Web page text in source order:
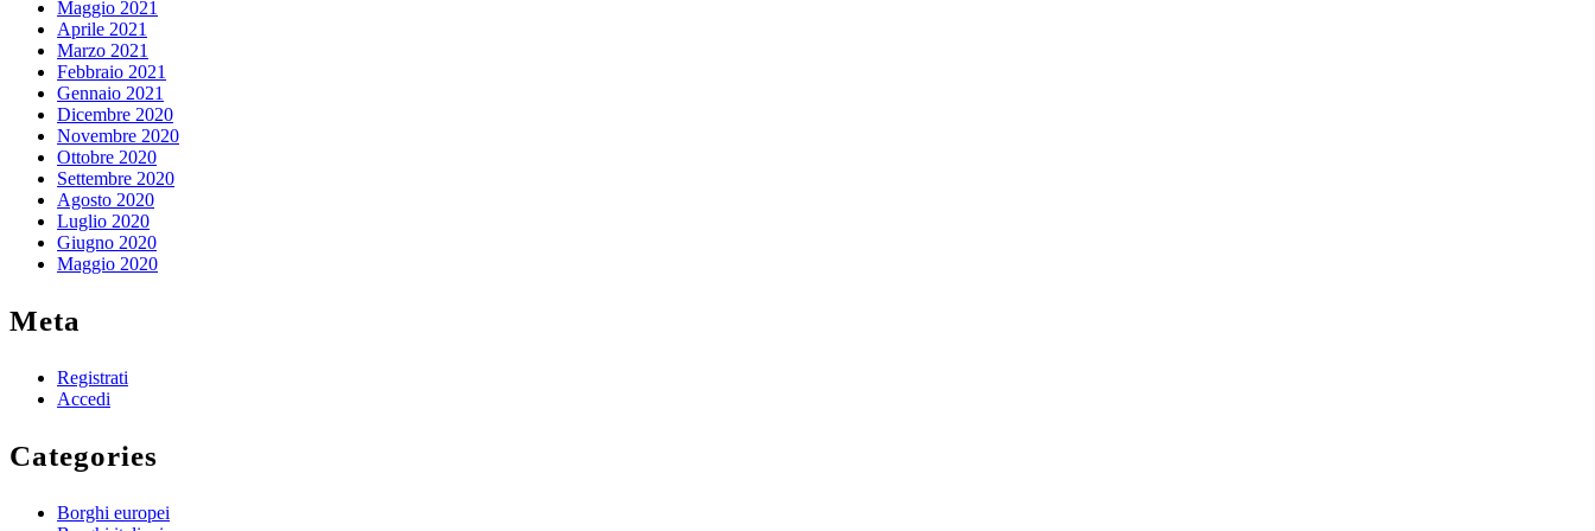
Maggio 2021
Aprile 2021
Marzo 2021
Febbraio 2021
Gennaio 2021
Dicembre 2020
Novembre 2020
Ottobre 2020
Settembre 2020
Agosto 2020
Luglio 2020
Giugno 2020
Maggio 2020
Meta
Registrati
Accedi
Categories
Borghi europei